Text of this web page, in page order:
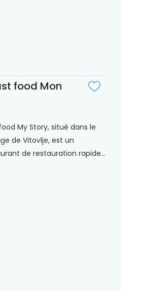
food Mon
My Story, situé dans le
de Vitovlje, est un
de restauration rapide...